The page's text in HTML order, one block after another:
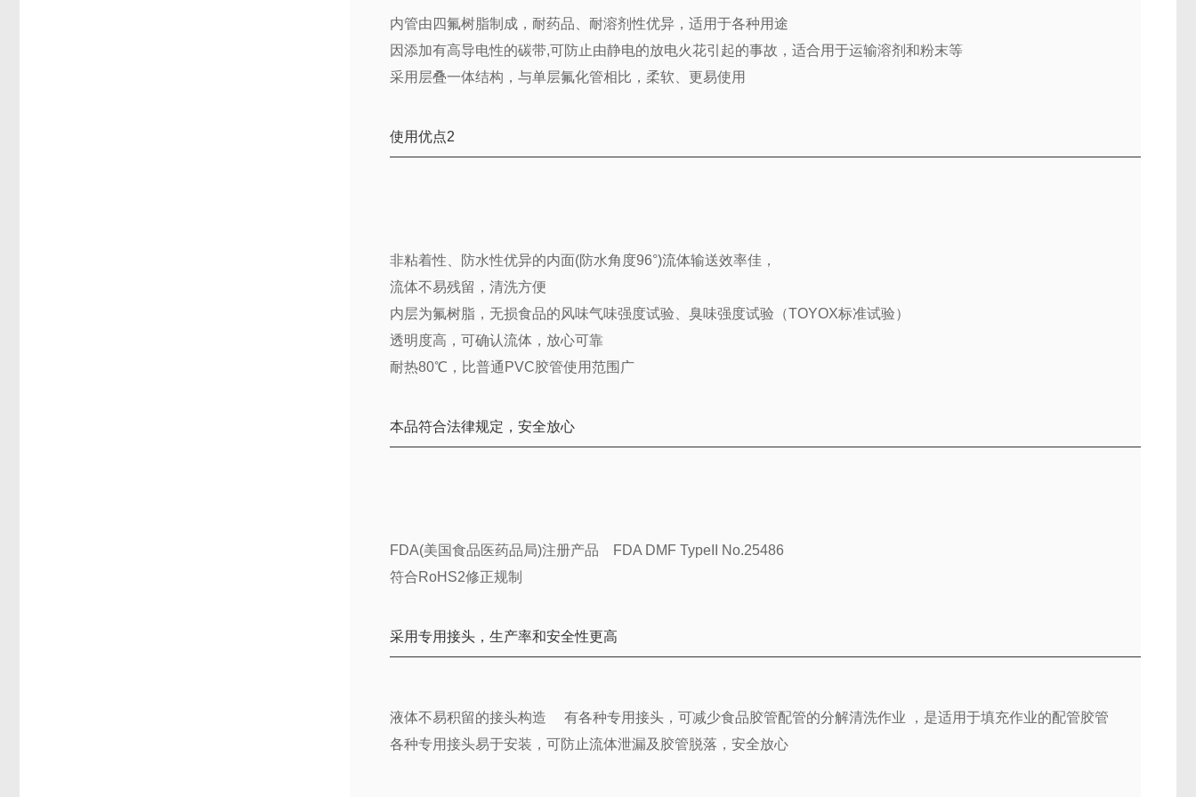
内管由四氟树脂制成，耐药品、耐溶剂性优异，适用于各种用途
因添加有高导电性的碳带,可防止由静电的放电火花引起的事故，适合用于运输溶剂和粉末等
采用层叠一体结构，与单层氟化管相比，柔软、更易使用
使用优点2
非粘着性、防水性优异的内面(防水角度96°)流体输送效率佳，
流体不易残留，清洗方便
内层为氟树脂，无损食品的风味气味强度试验、臭味强度试验（TOYOX标准试验）
透明度高，可确认流体，放心可靠
耐热80℃，比普通PVC胶管使用范围广
本品符合法律规定，安全放心
FDA(美国食品医药品局)注册产品 FDA DMF TypeII No.25486
符合RoHS2修正规制
采用专用接头，生产率和安全性更高
液体不易积留的接头构造 有各种专用接头，可减少食品胶管配管的分解清洗作业 ，是适用于填充作业的配管胶管
各种专用接头易于安装，可防止流体泄漏及胶管脱落，安全放心